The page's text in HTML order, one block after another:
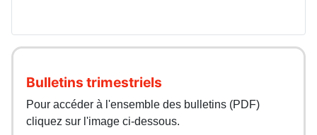
Bulletins trimestriels
Pour accéder à l'ensemble des bulletins (PDF)
cliquez sur l'image ci-dessous.